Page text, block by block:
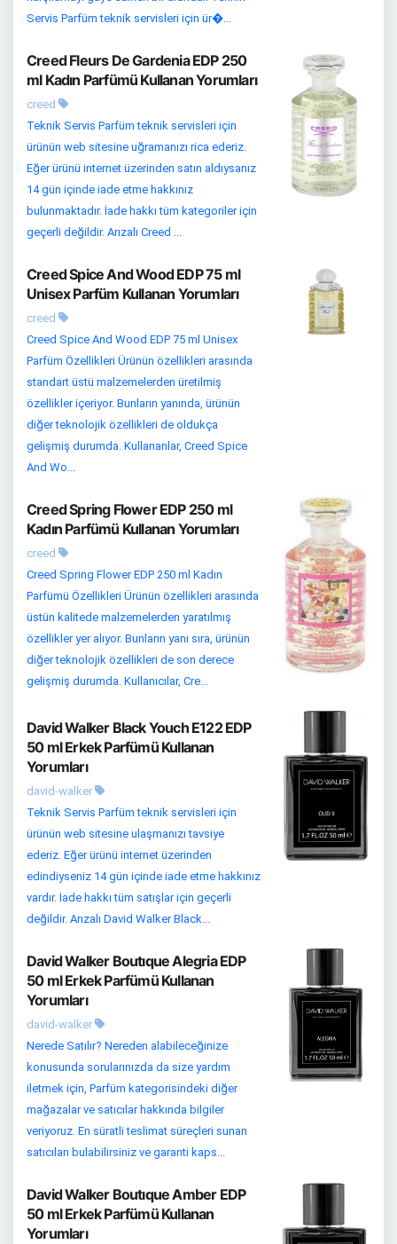
Servis Parfüm teknik servisleri için ür�...
Creed Fleurs De Gardenia EDP 250
ml Kadın Parfümü Kullanan Yorumları
creed
Teknik Servis Parfüm teknik servisleri için
ürünün web sitesine uğramanızı rica ederiz.
Eğer ürünü internet üzerinden satın aldıysanız
14 gün içinde iade etme hakkınız
bulunmaktadır. İade hakkı tüm kategoriler için
geçerli değildir. Arızalı Creed ...
Creed Spice And Wood EDP 75 ml
Unisex Parfüm Kullanan Yorumları
creed
Creed Spice And Wood EDP 75 ml Unisex
Parfüm Özellikleri Ürünün özellikleri arasında
standart üstü malzemelerden üretilmiş
özellikler içeriyor. Bunların yanında, ürünün
diğer teknolojik özellikleri de oldukça
gelişmiş durumda. Kullananlar, Creed Spice
And Wo...
Creed Spring Flower EDP 250 ml
Kadın Parfümü Kullanan Yorumları
creed
Creed Spring Flower EDP 250 ml Kadın
Parfümü Özellikleri Ürünün özellikleri arasında
üstün kalitede malzemelerden yaratılmış
özellikler yer alıyor. Bunların yanı sıra, ürünün
diğer teknolojik özellikleri de son derece
gelişmiş durumda. Kullanıcılar, Cre...
David Walker Black Youch E122 EDP
50 ml Erkek Parfümü Kullanan
Yorumları
david-walker
Teknik Servis Parfüm teknik servisleri için
ürünün web sitesine ulaşmanızı tavsiye
ederiz. Eğer ürünü internet üzerinden
edindiyseniz 14 gün içinde iade etme hakkınız
vardır. İade hakkı tüm satışlar için geçerli
değildir. Arızalı David Walker Black...
David Walker Boutıque Alegria EDP
50 ml Erkek Parfümü Kullanan
Yorumları
david-walker
Nerede Satılır? Nereden alabileceğinize
konusunda sorularınızda da size yardım
iletmek için, Parfüm kategorisindeki diğer
mağazalar ve satıcılar hakkında bilgiler
veriyoruz. En süratli teslimat süreçleri sunan
satıcıları bulabilirsiniz ve garanti kaps...
David Walker Boutıque Amber EDP
50 ml Erkek Parfümü Kullanan
Yorumları